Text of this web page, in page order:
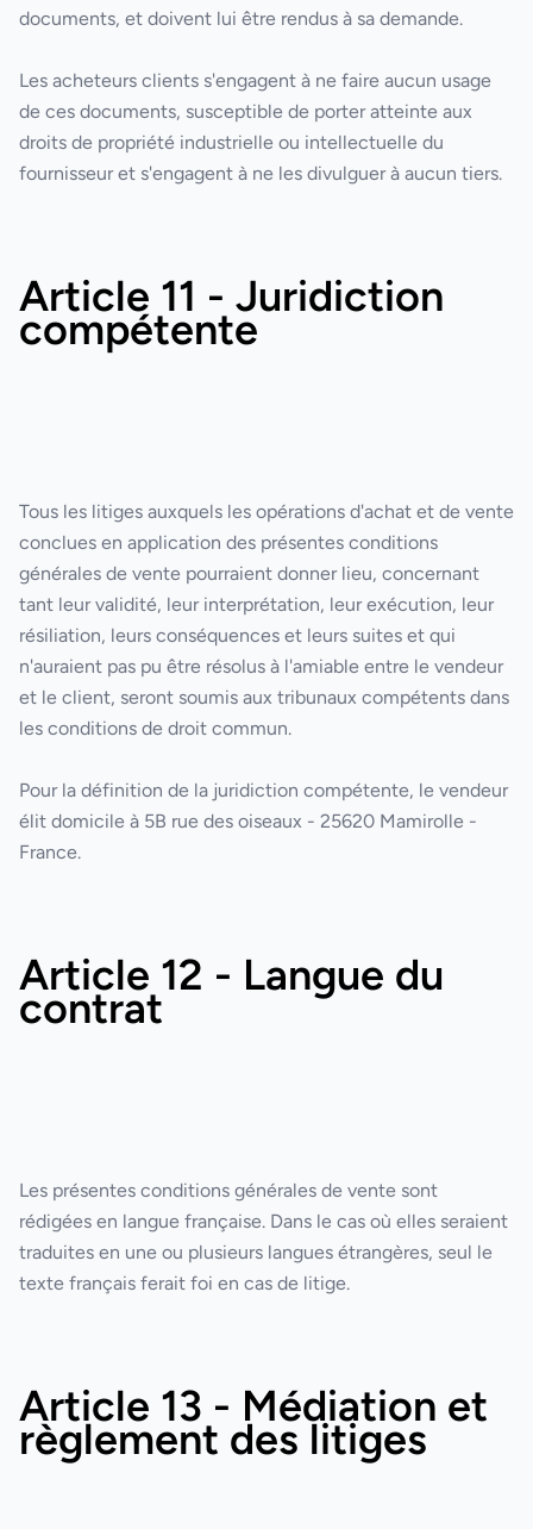
documents, et doivent lui être rendus à sa demande.
Les acheteurs clients s'engagent à ne faire aucun usage
de ces documents, susceptible de porter atteinte aux
droits de propriété industrielle ou intellectuelle du
fournisseur et s'engagent à ne les divulguer à aucun tiers.
Article 11 - Juridiction
compétente
Tous les litiges auxquels les opérations d'achat et de vente
conclues en application des présentes conditions
générales de vente pourraient donner lieu, concernant
tant leur validité, leur interprétation, leur exécution, leur
résiliation, leurs conséquences et leurs suites et qui
n'auraient pas pu être résolus à l'amiable entre le vendeur
et le client, seront soumis aux tribunaux compétents dans
les conditions de droit commun.
Pour la définition de la juridiction compétente, le vendeur
élit domicile à 5B rue des oiseaux - 25620 Mamirolle -
France.
Article 12 - Langue du
contrat
Les présentes conditions générales de vente sont
rédigées en langue française. Dans le cas où elles seraient
traduites en une ou plusieurs langues étrangères, seul le
texte français ferait foi en cas de litige.
Article 13 - Médiation et
règlement des litiges